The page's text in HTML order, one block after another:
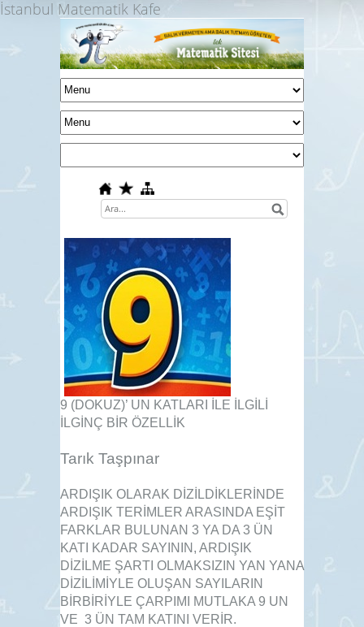
İstanbul Matematik Kafe
9 (DOKUZ)’ UN KATLARI İLE İLGİLİ
İLGİNÇ BİR ÖZELLİK
Tarık Taşpınar
ARDIŞIK OLARAK DİZİLDİKLERİNDE
ARDIŞIK TERİMLER ARASINDA EŞİT
FARKLAR BULUNAN 3 YA DA 3 ÜN
KATI KADAR SAYININ, ARDIŞIK
DİZİLME ŞARTI OLMAKSIZIN YAN YANA
DİZİLİMİYLE OLUŞAN SAYILARIN
BİRBİRİYLE ÇARPIMI MUTLAKA 9 UN
VE 3 ÜN TAM KATINI VERİR.